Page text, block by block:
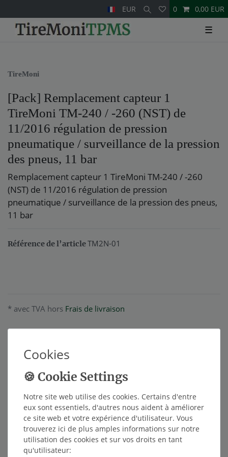
EUR 0 0,00 EUR
☰
TireMoni
[Pack] Remplacement capteur 1
TireMoni TM-240 / -260 (NST) de
11/2016 régulation de pression
pneumatique / surveillance de la pression
des pneus, 11 bar
Remplacement capteur 1 TireMoni TM-240 / -260
(NST) de 11/2016 régulation de pression
pneumatique / surveillance de la pression des pneus,
11 bar
Référence de l’articleTM2N-01
* avec TVA hors Frais de livraison
Description
Responsable de l'UE
Fabricant
Cookies
Notre site web utilise des cookies. Certains d'entre
eux sont essentiels, d'autres nous aident à améliorer
ce site web et votre expérience d'utilisateur. Vous
trouverez ici de plus amples informations sur notre
utilisation des cookies et sur vos droits en tant
qu'utilisateur: